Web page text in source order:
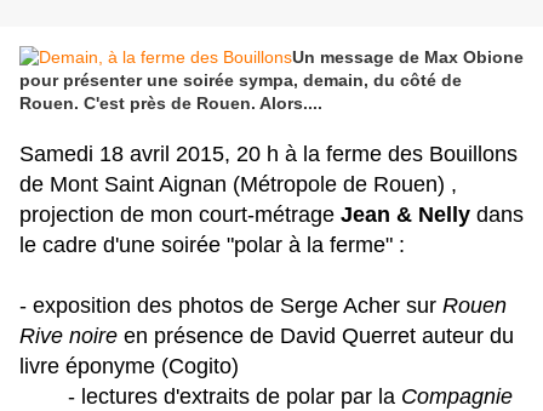
Un message de Max Obione
pour présenter une soirée sympa, demain, du côté de
Rouen. C'est près de Rouen. Alors....
Samedi 18 avril 2015, 20 h à la ferme des Bouillons
de Mont Saint Aignan (Métropole de Rouen) ,
projection de mon court-métrage Jean & Nelly dans
le cadre d'une soirée "polar à la ferme" :
- exposition des photos de Serge Acher sur Rouen
Rive noire en présence de David Querret auteur du
livre éponyme (Cogito)
- lectures d'extraits de polar par la Compagnie